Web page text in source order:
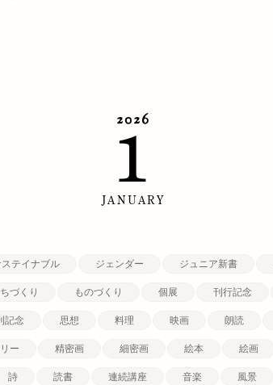
2026
1
JANUARY
テイナブル ジェンダー ジュニア新書
づくり ものづくり 個展 刊行記念
記念 思想 料理 映画 朗読
ー 精密画 細密画 絵本 絵画
詩 読書 連続講座 音楽 風景